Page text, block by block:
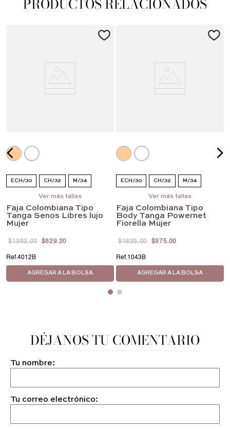
PRODUCTOS RELACIONADOS
ECH/30 CH/32 M/34
EG/38 EEG/40
EEEG/42
Ver más tallas
Faja Colombiana Tipo
Tanga Senos Libres lujo
Mujer
$1382.00 $829.20
4012B
AGREGAR A LA BOLSA
ECH/30 CH/32 M/34
EG/38 EEG/40
Ver más tallas
Faja Colombiana Tipo
Body Tanga Powernet
Fiorella Mujer
$1625.00 $975.00
1043B
AGREGAR A LA BOLSA
DÉJANOS TU COMENTARIO
Tu nombre:
Tu correo electrónico: